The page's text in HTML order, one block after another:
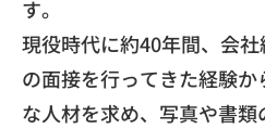
す。
現役時代に約40年間、会
の面接を行ってきた経験
な人材を求め、写真や書